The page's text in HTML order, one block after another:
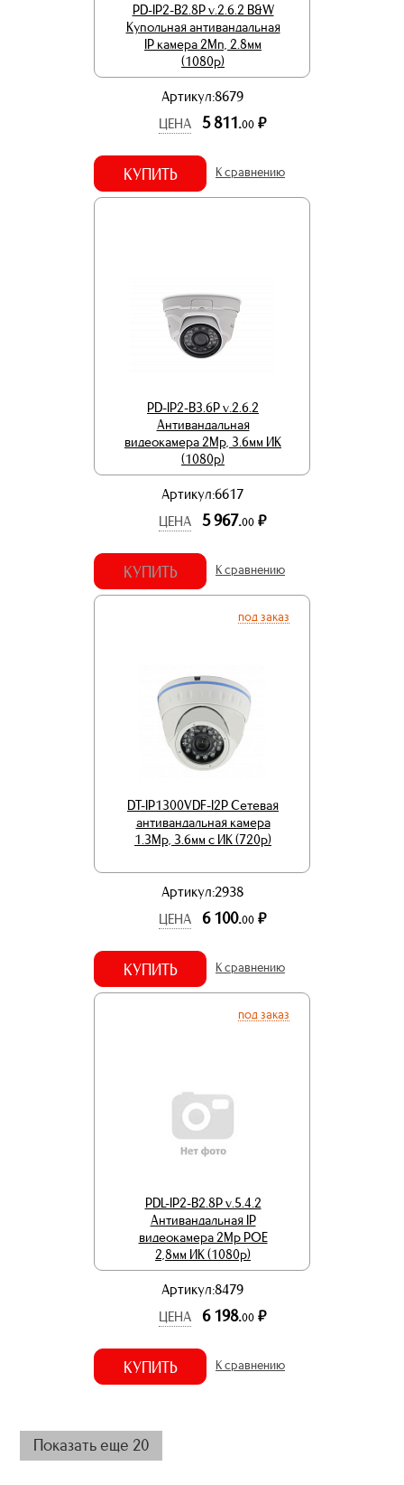
PD-IP2-B2.8P v.2.6.2 B&W
Купольная антивандальная
IP камера 2Мп, 2.8мм
(1080p)
Артикул:8679
ЦЕНА
5 811.00 р.
КУПИТЬ К сравнению
PD-IP2-B3.6P v.2.6.2
Антивандальная
видеокамера 2Mp, 3.6мм ИК
(1080p)
Артикул:6617
ЦЕНА
5 967.00 р.
КУПИТЬ К сравнению
под заказ
DT-IP1300VDF-I2P Сетевая
антивандальная камера
1.3Mp, 3.6мм с ИК (720p)
Артикул:2938
ЦЕНА
6 100.00 р.
КУПИТЬ К сравнению
под заказ
PDL-IP2-B2.8P v.5.4.2
Антивандальная IP
видеокамера 2Mp POE
2,8мм ИК (1080p)
Артикул:8479
ЦЕНА
6 198.00 р.
КУПИТЬ К сравнению
Показать еще 20